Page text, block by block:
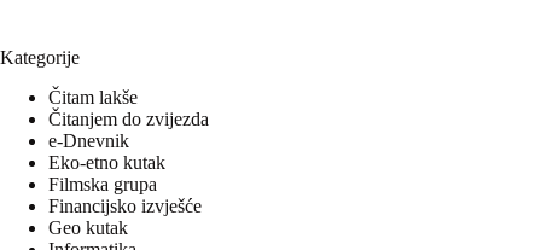
Kategorije
Čitam lakše
Čitanjem do zvijezda
e-Dnevnik
Eko-etno kutak
Filmska grupa
Financijsko izvješće
Geo kutak